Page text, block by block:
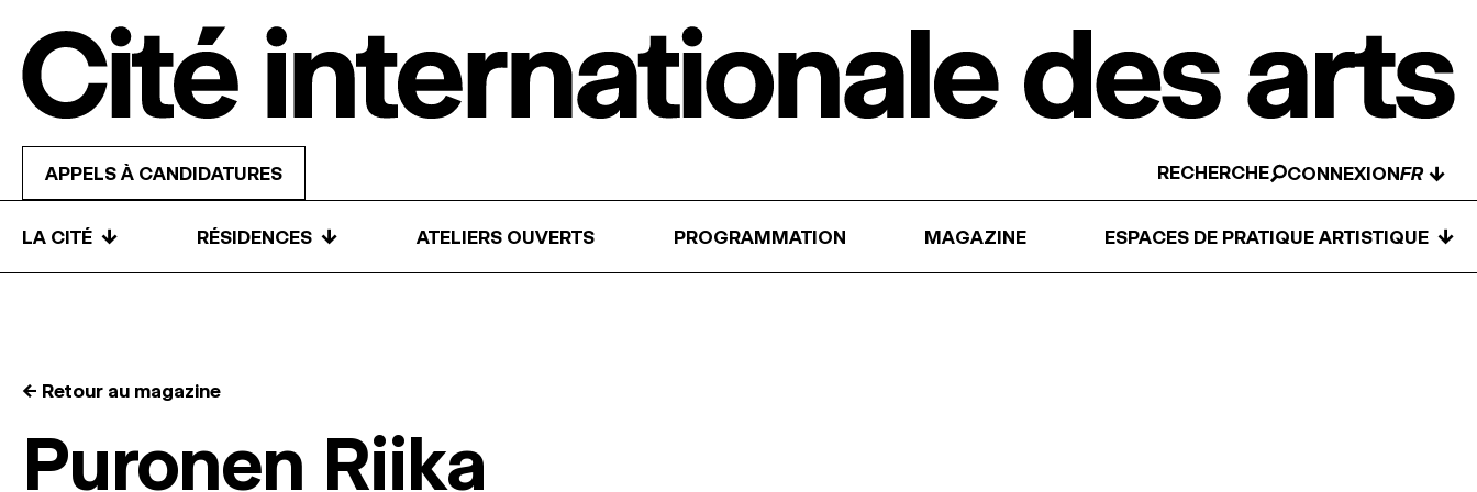
APPELS À CANDIDATURES RECHERCHE CONNEXION ↓
LA CITÉ ↓ RÉSIDENCES ↓ ATELIERS OUVERTS PROGRAMMATION MAGAZINE ESPACES DE PRATIQUE ARTISTIQUE ↓
← Retour au magazine
Puronen Riika